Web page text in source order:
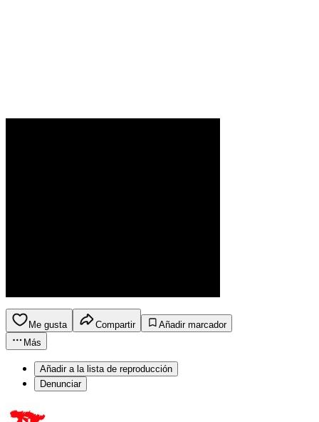
Me gusta Compartir
Añadir marcador
Más
Añadir a la lista de reproducción
Denunciar